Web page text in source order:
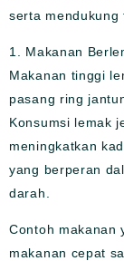
serta mendukung
1. Makanan
Makanan tinggi
pasang ring
Konsumsi lemak
meningkatkan
yang berperan
darah.
Contoh makanan
makanan cepat